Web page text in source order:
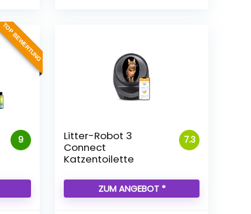
TOP BEWERTUNG
9 7.3
Litter-Robot 3
Connect
Katzentoilette
ZUM ANGEBOT *